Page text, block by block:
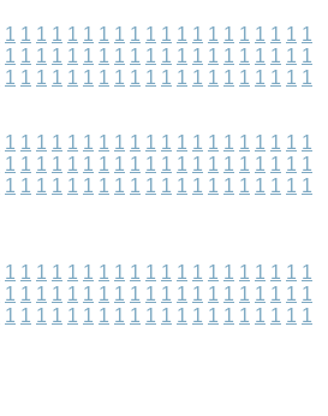
1 1 1 1 1 1 1 1 1 1 1 1 1 1 1 1 1 1 1 1
1 1 1 1 1 1 1 1 1 1 1 1 1 1 1 1 1 1 1 1
1 1 1 1 1 1 1 1 1 1 1 1 1 1 1 1 1 1 1 1
1 1 1 1 1 1 1 1 1 1 1 1 1 1 1 1 1 1 1 1
1 1 1 1 1 1 1 1 1 1 1 1 1 1 1 1 1 1 1 1
1 1 1 1 1 1 1 1 1 1 1 1 1 1 1 1 1 1 1 1
1 1 1 1 1 1 1 1 1 1 1 1 1 1 1 1 1 1 1 1
1 1 1 1 1 1 1 1 1 1 1 1 1 1 1 1 1 1 1 1
1 1 1 1 1 1 1 1 1 1 1 1 1 1 1 1 1 1 1 1